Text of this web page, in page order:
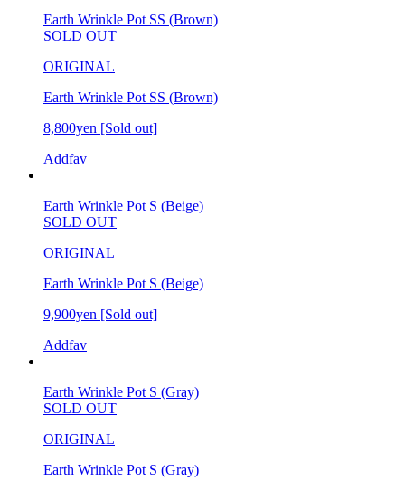
Earth Wrinkle Pot SS (Brown)
SOLD OUT
ORIGINAL
Earth Wrinkle Pot SS (Brown)
8,800yen [Sold out]
Addfav
Earth Wrinkle Pot S (Beige)
SOLD OUT
ORIGINAL
Earth Wrinkle Pot S (Beige)
9,900yen [Sold out]
Addfav
Earth Wrinkle Pot S (Gray)
SOLD OUT
ORIGINAL
Earth Wrinkle Pot S (Gray)